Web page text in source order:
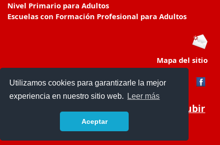
Utilizamos cookies para garantizarle la mejor
experiencia en nuestro sitio web.
Leer más
Aceptar
Nivel Primario para Adultos
Escuelas con Formación Profesional para Adultos
Mapa del sitio
Subir